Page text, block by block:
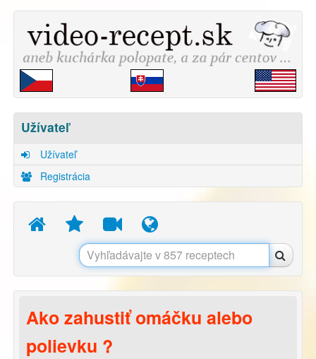
Užívateľ
Užívateľ
Registrácia
Ako zahustiť omáčku alebo
polievku ?